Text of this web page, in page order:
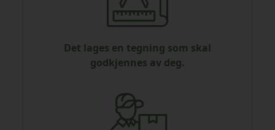
Det lages en tegning som skal
godkjennes av deg.